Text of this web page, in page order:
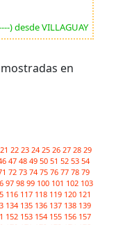
) desde VILLAGUAY
en
21 22 23 24 25 26 27 28 29
47 48 49 50 51 52 53 54
72 73 74 75 76 77 78 79
97 98 99 100 101 102 103
116 117 118 119 120 121
134 135 136 137 138 139
152 153 154 155 156 157